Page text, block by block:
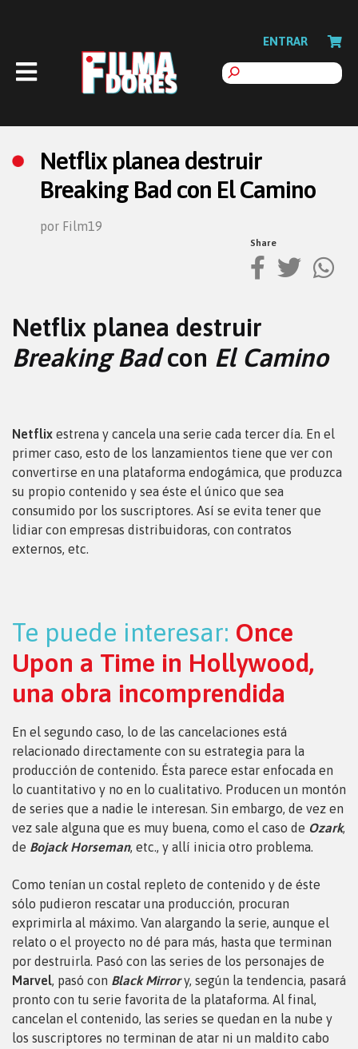
ENTRAR
Netflix planea destruir
Breaking Bad con El Camino
por Film19
Share
Netflix planea destruir
Breaking Badcon El Camino
Netflix estrena y cancela una serie cada tercer día. En el
primer caso, esto de los lanzamientos tiene que ver con
convertirse en una plataforma endogámica, que produzca
su propio contenido y sea éste el único que sea
consumido por los suscriptores. Así se evita tener que
lidiar con empresas distribuidoras, con contratos
externos, etc.
Te puede interesar: Once
Upon a Time in Hollywood,
una obra incomprendida
En el segundo caso, lo de las cancelaciones está
relacionado directamente con su estrategia para la
producción de contenido. Ésta parece estar enfocada en
lo cuantitativo y no en lo cualitativo. Producen un montón
de series que a nadie le interesan. Sin embargo, de vez en
vez sale alguna que es muy buena, como el caso de Ozark,
de Bojack Horseman, etc., y allí inicia otro problema.
Como tenían un costal repleto de contenido y de éste
sólo pudieron rescatar una producción, procuran
exprimirla al máximo. Van alargando la serie, aunque el
relato o el proyecto no dé para más, hasta que terminan
por destruirla. Pasó con las series de los personajes de
Marvel, pasó con Black Mirrory, según la tendencia, pasará
pronto con tu serie favorita de la plataforma. Al final,
cancelan el contenido, las series se quedan en la nube y
los suscriptores no terminan de atar ni un maldito cabo